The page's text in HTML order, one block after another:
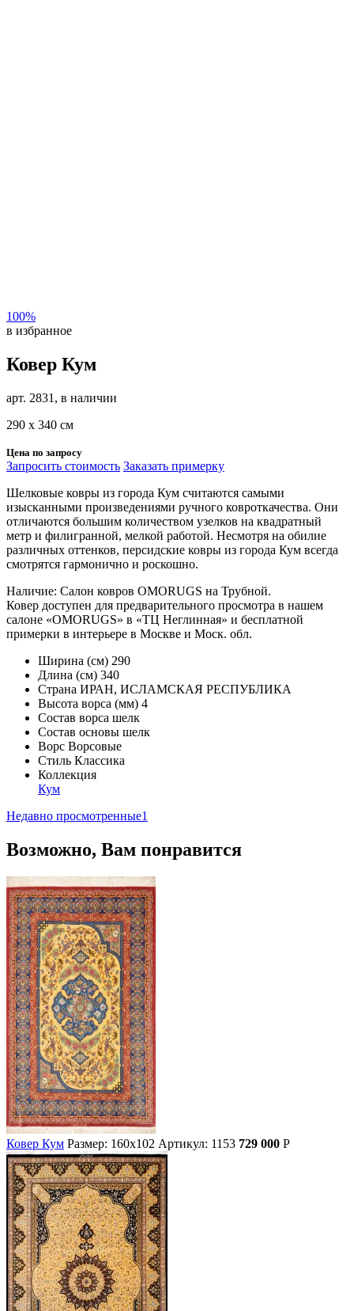
100%
в избранное
Ковер Кум
арт. 2831, в наличии
290 х 340 см
Цена по запросу
Запросить стоимость Заказать примерку
Шелковые ковры из города Кум считаются самыми
изысканными произведениями ручного ковроткачества. Они
отличаются большим количеством узелков на квадратный
метр и филигранной, мелкой работой. Несмотря на обилие
различных оттенков, персидские ковры из города Кум всегда
смотрятся гармонично и роскошно.
Наличие: Салон ковров OMORUGS на Трубной.
Ковер доступен для предварительного просмотра в нашем
салоне «OMORUGS» в «ТЦ Неглинная» и бесплатной
примерки в интерьере в Москве и Моск. обл.
Ширина (см) 290
Длина (см) 340
Страна ИРАН, ИСЛАМСКАЯ РЕСПУБЛИКА
Высота ворса (мм) 4
Состав ворса шелк
Состав основы шелк
Ворс Ворсовые
Стиль Классика
Коллекция
Кум
Недавно просмотренные1
Возможно, Вам понравится
Ковер Кум Размер: 160х102 Артикул: 1153 729 000 Р